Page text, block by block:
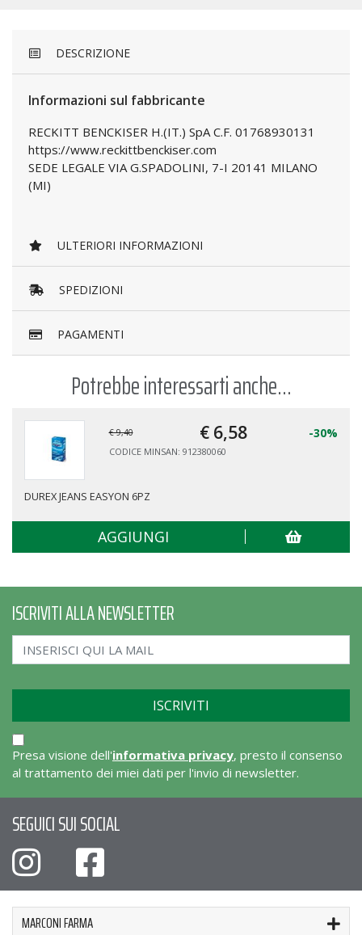
DESCRIZIONE
Informazioni sul fabbricante
RECKITT BENCKISER H.(IT.) SpA C.F. 01768930131
https://www.reckittbenckiser.com
SEDE LEGALE VIA G.SPADOLINI, 7-I 20141 MILANO
(MI)
ULTERIORI INFORMAZIONI
SPEDIZIONI
PAGAMENTI
Potrebbe interessarti anche...
€ 9,40 € 6,58 -30%
CODICE MINSAN: 912380060
DUREX JEANS EASYON 6PZ
AGGIUNGI
ISCRIVITI ALLA NEWSLETTER
Presa visione dell'informativa privacy, presto il consenso
al trattamento dei miei dati per l'invio di newsletter.
SEGUICI SUI SOCIAL
MARCONI FARMA